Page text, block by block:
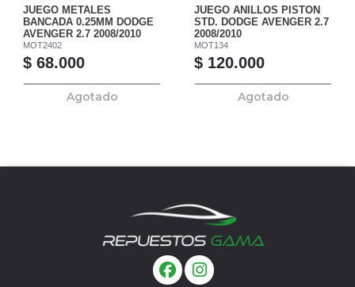
JUEGO METALES
BANCADA 0.25MM DODGE
AVENGER 2.7 2008/2010
MOT2402
$ 68.000
Agotado
JUEGO ANILLOS PISTON
STD. DODGE AVENGER 2.7
2008/2010
MOT134
$ 120.000
Agotado